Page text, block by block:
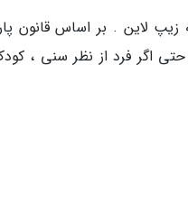
لاین . بر اساس قانون
باشند مجاز است حتی اگر فرد از نظر سنی ،